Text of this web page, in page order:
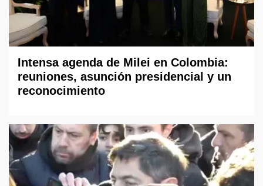
Intensa agenda de Milei en Colombia:
reuniones, asunción presidencial y un
reconocimiento